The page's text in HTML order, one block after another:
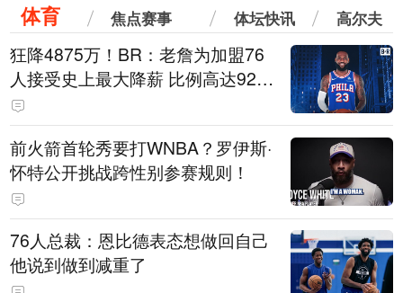
体育 焦点赛事 体坛快讯 高尔夫
狂降4875万！BR：老詹为加盟76
人接受史上最大降薪 比例高达92.
6%
前火箭首轮秀要打WNBA？罗伊斯·
怀特公开挑战跨性别参赛规则！
76人总裁：恩比德表态想做回自己
他说到做到减重了